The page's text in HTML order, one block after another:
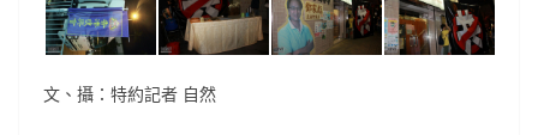
文、攝：特約記者 自然